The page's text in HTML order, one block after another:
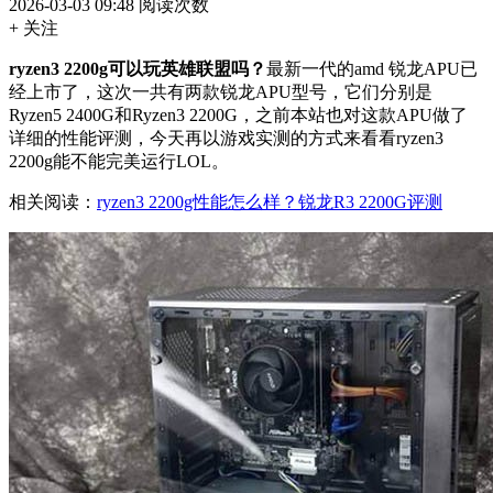
2026-03-03 09:48 阅读次数
+ 关注
ryzen3 2200g可以玩英雄联盟吗？最新一代的amd 锐龙APU已
经上市了，这次一共有两款锐龙APU型号，它们分别是
Ryzen5 2400G和Ryzen3 2200G，之前本站也对这款APU做了
详细的性能评测，今天再以游戏实测的方式来看看ryzen3
2200g能不能完美运行LOL。
相关阅读： ryzen3 2200g性能怎么样？锐龙R3 2200G评测